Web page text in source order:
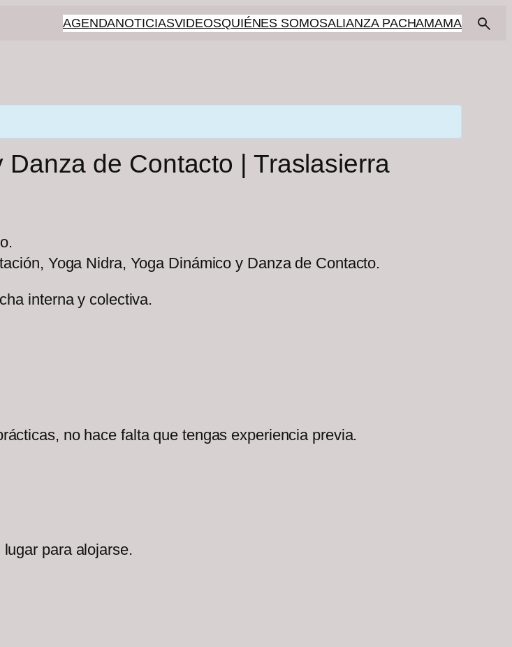
AGENDANOTICIASVIDEOSQUIÉNES SOMOSALIANZA PACHAMAMA
de Contacto | Traslasierra
Yoga Nidra, Yoga Dinámico y Danza de Contacto.
interna y colectiva.
no hace falta que tengas experiencia previa.
para alojarse.